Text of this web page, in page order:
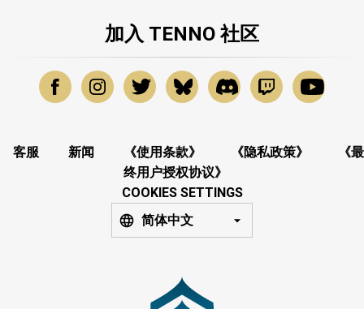
加入 TENNO 社区
客服 新闻 《使用条款》 《隐私政策》
《最
终用户授权协议》
COOKIES SETTINGS
简体中文